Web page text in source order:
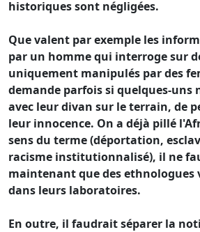
historiques sont négligées.
Que valent par exemple les
par un homme qui interroge sur
uniquement manipulés par des
demande parfois si quelques-uns
avec leur divan sur le terrain, de
leur innocence. On a déjà pillé
sens du terme (déportation,
racisme institutionnalisé), il ne
maintenant que des
dans leurs laboratoires.
En outre, il faudrait séparer la